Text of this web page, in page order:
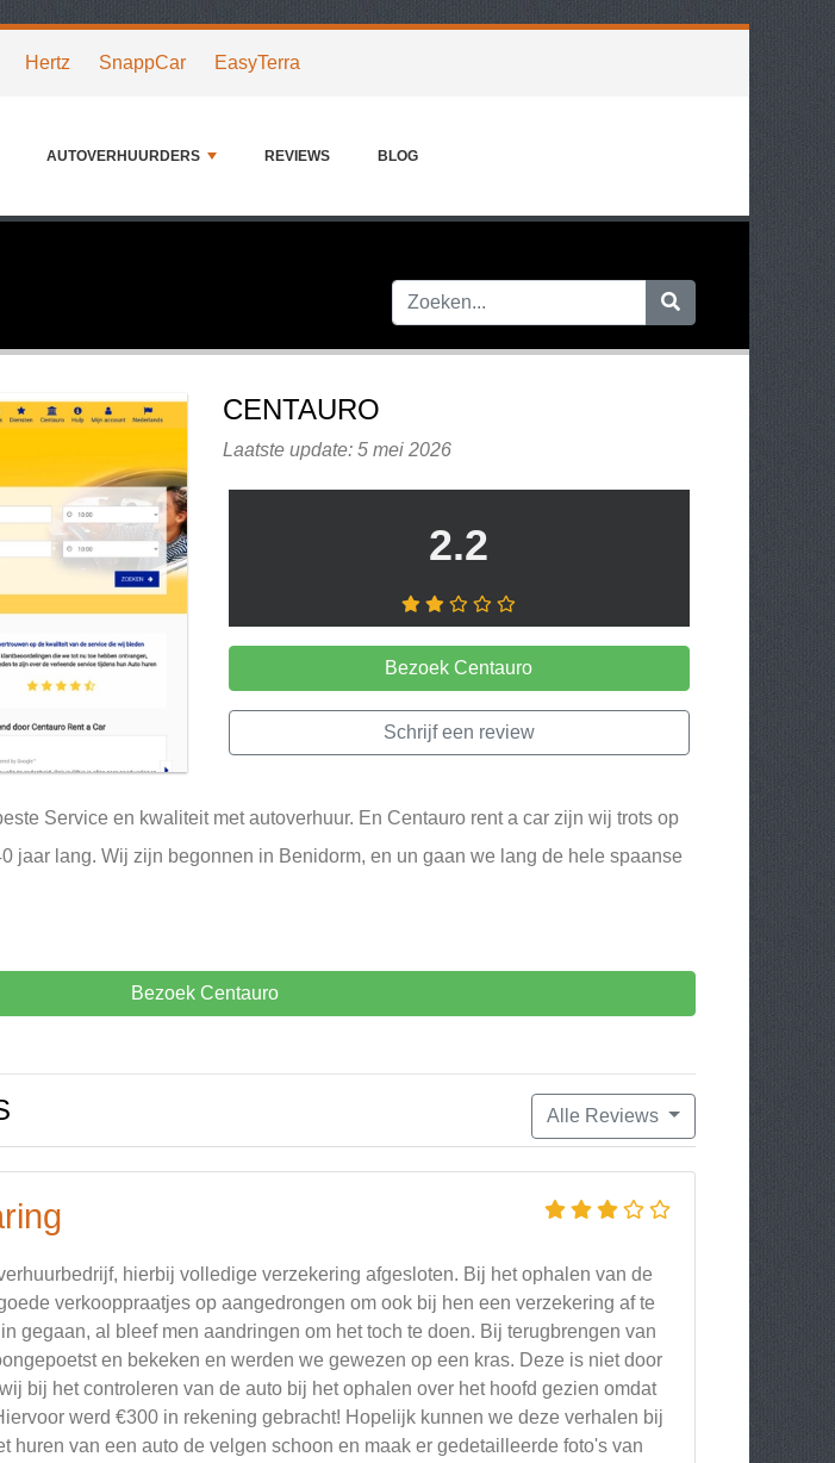
Hertz SnappCar EasyTerra
AUTOVERHUURDERS REVIEWS BLOG
CENTAURO
Laatste update: 5 mei 2026
2.2
Bezoek Centauro
Schrijf een review
Service en kwaliteit met autoverhuur. En Centauro rent a car zijn wij trots op
jaar lang. Wij zijn begonnen in Benidorm, en un gaan we lang de hele spaanse
Bezoek Centauro
Alle Reviews
hierbij volledige verzekering afgesloten. Bij het ophalen van de
verkooppraatjes op aangedrongen om ook bij hen een verzekering af te
gegaan, al bleef men aandringen om het toch te doen. Bij terugbrengen van
en bekeken en werden we gewezen op een kras. Deze is niet door
bij het controleren van de auto bij het ophalen over het hoofd gezien omdat
werd €300 in rekening gebracht! Hopelijk kunnen we deze verhalen bij
huren van een auto de velgen schoon en maak er gedetailleerde foto's van